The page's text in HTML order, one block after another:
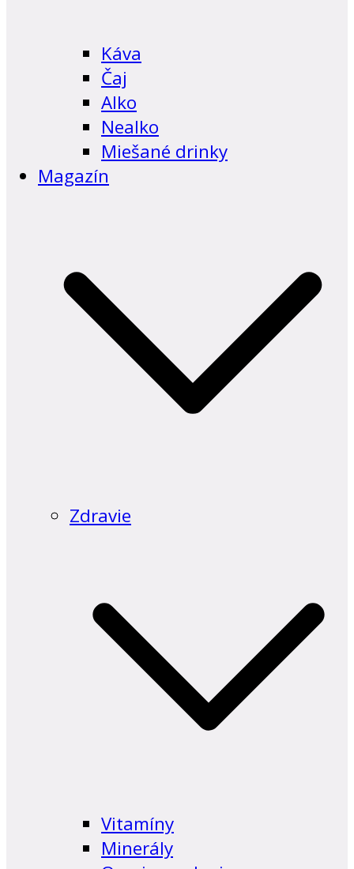
Káva
Čaj
Alko
Nealko
Miešané drinky
Magazín
Zdravie
Vitamíny
Minerály